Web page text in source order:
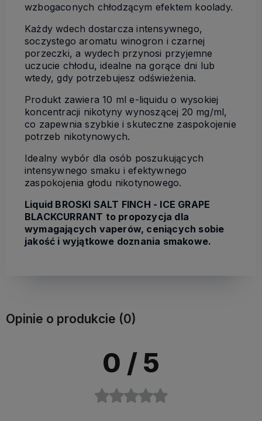
wzbogaconych chłodzącym efektem koolady.
Każdy wdech dostarcza intensywnego,
soczystego aromatu winogron i czarnej
porzeczki, a wydech przynosi przyjemne
uczucie chłodu, idealne na gorące dni lub
wtedy, gdy potrzebujesz odświeżenia.
Produkt zawiera 10 ml e-liquidu o wysokiej
koncentracji nikotyny wynoszącej 20 mg/ml,
co zapewnia szybkie i skuteczne zaspokojenie
potrzeb nikotynowych.
Idealny wybór dla osób poszukujących
intensywnego smaku i efektywnego
zaspokojenia głodu nikotynowego.
Liquid BROSKI SALT FINCH - ICE GRAPE
BLACKCURRANT to propozycja dla
wymagających vaperów, ceniących sobie
jakość i wyjątkowe doznania smakowe.
Opinie o produkcie (0)
0 / 5